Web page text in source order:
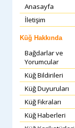
Anasayfa
İletişim
Küğ Hakkında
Bağdarlar ve
Yorumcular
Küğ Bildirileri
Küğ Duyuruları
Küğ Fıkraları
Küğ Haberleri